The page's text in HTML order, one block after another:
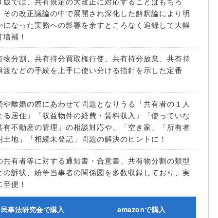
その改正議論の中で展開され深化した解釈論により明
になった実務への影響を余すところなく追録して大幅
増補！
物分割、共有持分買取権行使、共有持分放棄、共有持
渡などの手続を上手に使い分ける指針を示した定番
や離婚の際にあわせて問題となりうる「共有者の１人
る居住」「収益物件の経費・賃料収入」「使っていな
有不動産の管理」の相談対応や、「空き家」「所有者
土地」「相続未登記」問題の解決のヒントに！
共有者等に対する通知書・合意書、共有物分割の類型
の訴状、紛争当事者の関係図を多数収録しており、実
至便！
民事法研究会で購入 amazonで購入